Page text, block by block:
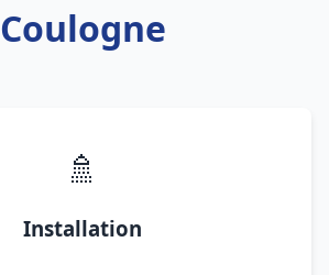
Coulogne
🚿
Installation